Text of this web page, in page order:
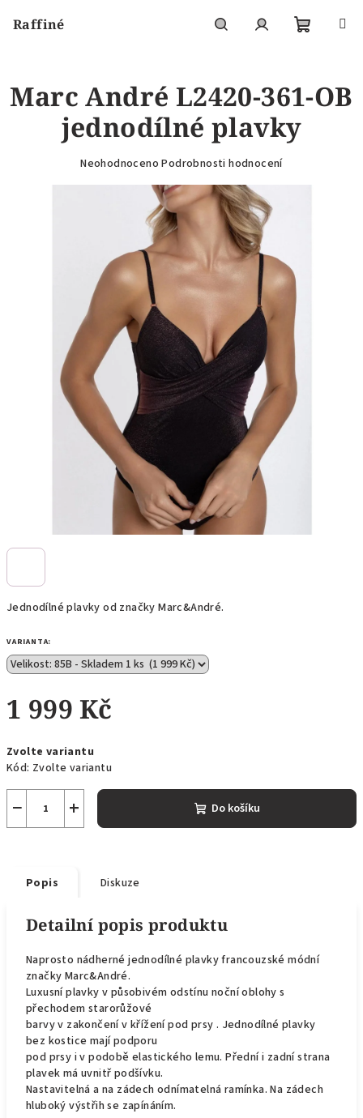
Raffiné
košík
Jednodílné plavky od značky Marc&André.
VARIANTA:
1 999 Kč
cena:
Zvolte variantu
Kód: Zvolte variantu
+
− Do košíku
Marc André L2420-361-OB
jednodílné plavky
Průměrné
hvězdiček.
Neohodnoceno Podrobnosti hodnocení
Popis Diskuze
Detailní popis produktu
Naprosto nádherné jednodílné plavkyfrancouzské módní
značky Marc&André.
Luxusní plavky v působivém odstínu noční oblohy s
přechodem starorůžové
barvy v zakončení v křížení pod prsy . Jednodílné plavky
bez kostice majípodporu
pod prsy i v podobě elastického lemu.Přední i zadní strana
plavek má uvnitř podšívku.
Nastavitelná a na zádech odnímatelná ramínka. Na zádech
hluboký výstřih se zapínáním.